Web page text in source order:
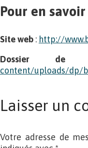
Pour en
Site web : http://
Dossier de
content/uploads/dp/
Laisser un
Votre adresse de